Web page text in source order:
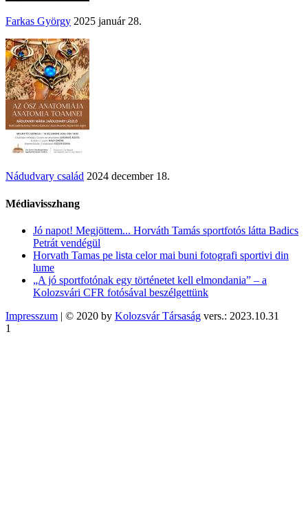
Farkas György 2025 január 28.
Nádudvary család 2024 december 18.
Médiavisszhang
Jó napot! Megjöttem... Horváth Tamás sportfotós látta Badics
Petrát vendégül
Horvath Tamas pe lista celor mai buni fotografi sportivi din
lume
„A jó sportfotónak egy történetet kell elmondania” – a
Kolozsvári CFR fotósával beszélgettünk
Impresszum | © 2020 by Kolozsvár Társaság vers.: 2023.10.31
1